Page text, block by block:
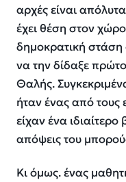
αρχές είναι
έχει θέση στον
δημοκρατική στάση
να την δίδαξε
Θαλής.
ήταν ένας από τους
είχαν ένα
απόψεις του
Κι όμως. ένας